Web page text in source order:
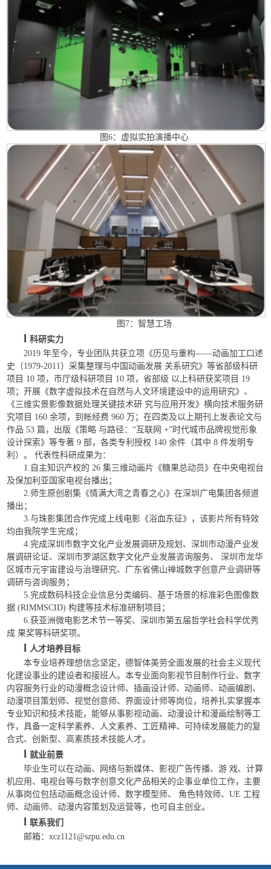
图6：虚拟实拍演播中心
图7：智慧工场
l科研实力
2019 年至今，专业团队共获立项《历见与重构——动画加工口述
史（1979-2011）采集整理与中国动画发展 关系研究》等省部级科研
项目 10 项，市厅级科研项目 10 项，省部级 以上科研获奖项目 19
项；开展《数字虚拟技术在自然与人文环境建设中的运用研究》、
《三维实景影像数据处理关键技术研 究与应用开发》横向技术服务研
究项目 160 余项，到帐经费 960 万；在四类及以上期刊上发表论文与
作品 53 篇，出版《策略 与路径：“互联网 +”时代城市品牌视觉形象
设计探索》等专著 9 部，各类专利授权 140 余件（其中 8 件发明专
利）。 代表性科研成果为：
1.自主知识产权的 26 集三维动画片《糖果总动员》在中央电视台
及保加利亚国家电视台播出；
2.师生原创剧集《情满大湾之青春之心》在深圳广电集团各频道
播出；
3.与珠影集团合作完成上线电影《浴血东征》，该影片所有特效
均由我院学生完成；
4.完成深圳市数字文化产业发展调研及规划、深圳市动漫产业发
展调研论证、深圳市罗湖区数字文化产业发展咨询服务、 深圳市龙华
区城市元宇宙建设与治理研究、广东省佛山禅城数字创意产业调研等
调研与咨询服务；
5.完成数码科技企业信息分类编码、基于场景的标准彩色图像数
据 (RIMMSCID) 构建等技术标准研制项目；
6.获亚洲微电影艺术节一等奖、深圳市第五届哲学社会科学优秀
成 果奖等科研奖项。
l 人才培养目标
本专业培养理想信念坚定，德智体美劳全面发展的社会主义现代
化建设事业的建设者和接班人。本专业面向影视节目制作行业、数字
内容服务行业的动漫概念设计师、插画设计师、动画师、动画编剧、
动漫项目策划师、视觉创意师、界面设计师等岗位，培养扎实掌握本
专业知识和技术技能，能够从事影视动画、动漫设计和漫画绘制等工
作，具备一定科学素养、人文素养、工匠精神、可持续发展能力的复
合式、创新型、高素质技术技能人才。
l就业前景
毕业生可以在动画、网络与新媒体、影视广告传播、游 戏、计算
机应用、电视台等与数字创意文化产品相关的企事业单位工作，主要
从事岗位包括动画概念设计师、数字模型师、 角色特效师、UE 工程
师、动画师、动漫内容策划及运营等，也可自主创业。
l联系我们
邮箱：xcz1121@szpu.edu.cn